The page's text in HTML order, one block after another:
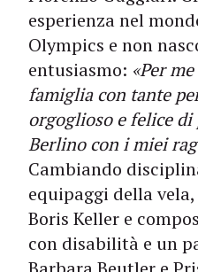
esperienza nel
Olympics e non
entusiasmo: «Per
famiglia con tante
orgoglioso e felice di
Berlino con i miei
Cambiando
equipaggi della
Boris Keller e
con disabilità e un